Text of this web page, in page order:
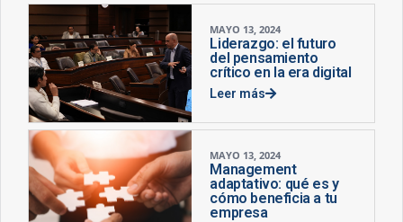
MAYO 13, 2024
Liderazgo: el futuro
del pensamiento
crítico en la era digital
Leer más
MAYO 13, 2024
Management
adaptativo: qué es y
cómo beneficia a tu
empresa